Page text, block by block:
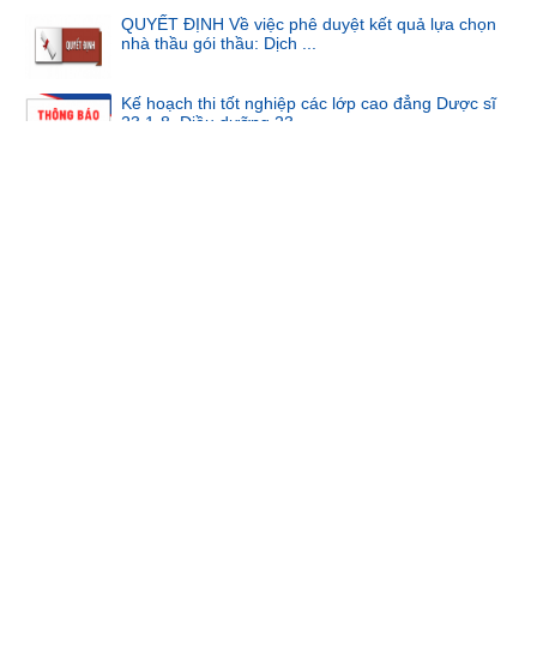
QUYẾT ĐỊNH Về việc phê duyệt kết quả lựa chọn
nhà thầu gói thầu: Dịch ...
Kế hoạch thi tốt nghiệp các lớp cao đẳng Dược sĩ
23.1-8, Điều dưỡng 23...